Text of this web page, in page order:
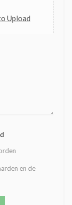
Upload
en de